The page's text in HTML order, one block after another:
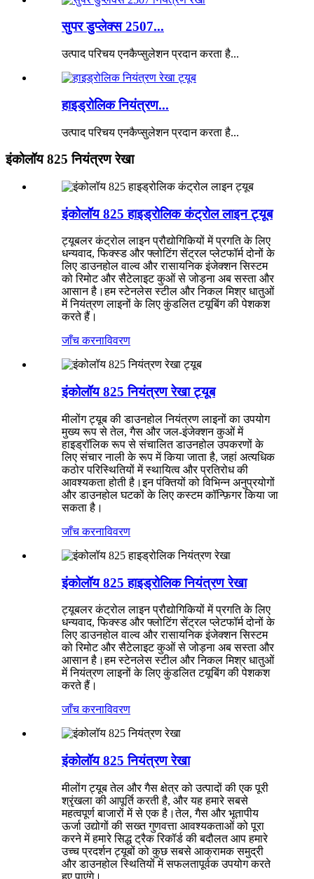
सुपर डुप्लेक्स 2507...
उत्पाद परिचय एनकैप्सुलेशन प्रदान करता है...
हाइड्रोलिक नियंत्रण...
उत्पाद परिचय एनकैप्सुलेशन प्रदान करता है...
इंकोलॉय 825 नियंत्रण रेखा
इंकोलॉय 825 हाइड्रोलिक कंट्रोल लाइन ट्यूब
ट्यूबलर कंट्रोल लाइन प्रौद्योगिकियों में प्रगति के लिए
धन्यवाद, फिक्स्ड और फ्लोटिंग सेंट्रल प्लेटफॉर्म दोनों के
लिए डाउनहोल वाल्व और रासायनिक इंजेक्शन सिस्टम
को रिमोट और सैटेलाइट कुओं से जोड़ना अब सस्ता और
आसान है।हम स्टेनलेस स्टील और निकल मिश्र धातुओं
में नियंत्रण लाइनों के लिए कुंडलित टयूबिंग की पेशकश
करते हैं।
जाँच करनाविवरण
इंकोलॉय 825 नियंत्रण रेखा ट्यूब
मीलोंग ट्यूब की डाउनहोल नियंत्रण लाइनों का उपयोग
मुख्य रूप से तेल, गैस और जल-इंजेक्शन कुओं में
हाइड्रॉलिक रूप से संचालित डाउनहोल उपकरणों के
लिए संचार नाली के रूप में किया जाता है, जहां अत्यधिक
कठोर परिस्थितियों में स्थायित्व और प्रतिरोध की
आवश्यकता होती है।इन पंक्तियों को विभिन्न अनुप्रयोगों
और डाउनहोल घटकों के लिए कस्टम कॉन्फ़िगर किया जा
सकता है।
जाँच करनाविवरण
इंकोलॉय 825 हाइड्रोलिक नियंत्रण रेखा
ट्यूबलर कंट्रोल लाइन प्रौद्योगिकियों में प्रगति के लिए
धन्यवाद, फिक्स्ड और फ्लोटिंग सेंट्रल प्लेटफॉर्म दोनों के
लिए डाउनहोल वाल्व और रासायनिक इंजेक्शन सिस्टम
को रिमोट और सैटेलाइट कुओं से जोड़ना अब सस्ता और
आसान है।हम स्टेनलेस स्टील और निकल मिश्र धातुओं
में नियंत्रण लाइनों के लिए कुंडलित टयूबिंग की पेशकश
करते हैं।
जाँच करनाविवरण
इंकोलॉय 825 नियंत्रण रेखा
मीलोंग ट्यूब तेल और गैस क्षेत्र को उत्पादों की एक पूरी
श्रृंखला की आपूर्ति करती है, और यह हमारे सबसे
महत्वपूर्ण बाजारों में से एक है।तेल, गैस और भूतापीय
ऊर्जा उद्योगों की सख्त गुणवत्ता आवश्यकताओं को पूरा
करने में हमारे सिद्ध ट्रैक रिकॉर्ड की बदौलत आप हमारे
उच्च प्रदर्शन ट्यूबों को कुछ सबसे आक्रामक समुद्री
और डाउनहोल स्थितियों में सफलतापूर्वक उपयोग करते
हुए पाएंगे।